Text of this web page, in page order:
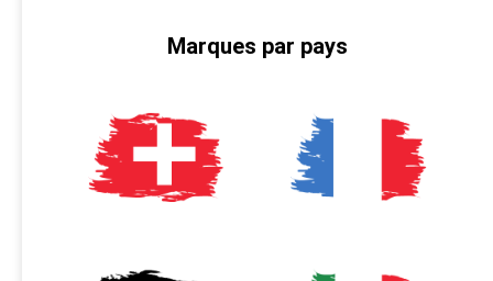
Marques par pays